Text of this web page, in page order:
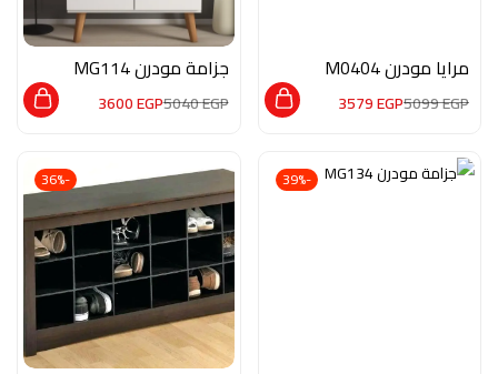
مرايا مودرن M0404
5099EGP
3579EGP
جزامة مودرن MG114
5040EGP
3600EGP
-39%
-36%